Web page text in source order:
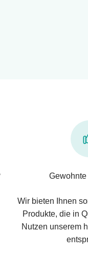
Wir bieten Ihnen
Produkte, die in
Nutzen unserem